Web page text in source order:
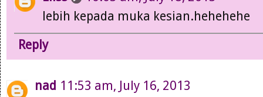
lebih kepada muka kesian.hehehehe
Reply
nad 11:53 am, July 16, 2013